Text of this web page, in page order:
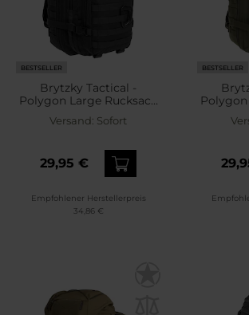
BESTSELLER
Brytzky Tactical -
Polygon Large Rucksack
36 l - Black
Versand: Sofort
29,95 €
Empfohlener Herstellerpreis
34,86 €
BESTSELLER